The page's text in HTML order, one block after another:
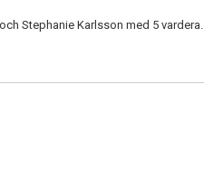
Stephanie Karlsson med 5 vardera.